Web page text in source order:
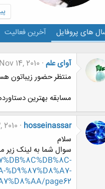
های پروفایل آخرین فعالیت
آوای علم Nov 14, 2010
منتظر حضور زیباتون
مسابقه بهترین
hosseinassar
سلام
سوال شما به لینک زیر
%D9%87%D8%A7-
page62